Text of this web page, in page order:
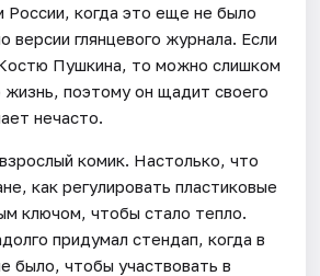
России, когда это еще не было
версии глянцевого журнала. Если
Пушкина, то можно слишком
жизнь, поэтому он щадит своего
нечасто.
комик. Настолько, что
как регулировать пластиковые
ключом, чтобы стало тепло.
придумал стендап, когда в
было, чтобы участвовать в